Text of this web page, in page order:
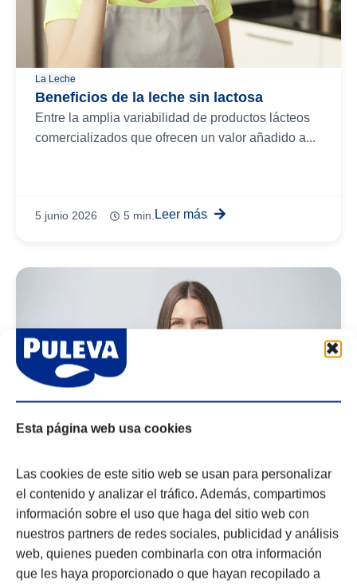
Esta página web usa cookies
Las cookies de este sitio web se usan para personalizar
el contenido y analizar el tráfico. Además, compartimos
información sobre el uso que haga del sitio web con
nuestros partners de redes sociales, publicidad y análisis
web, quienes pueden combinarla con otra información
que les haya proporcionado o que hayan recopilado a
La Leche
Beneficios de la leche sin lactosa
Entre la amplia variabilidad de productos lácteos
comercializados que ofrecen un valor añadido a...
5 junio 2026 5 min. Leer más
Leche desnatada, fundamental en las
dietas
Los lácteos ocupan un lugar destacado en nuestra